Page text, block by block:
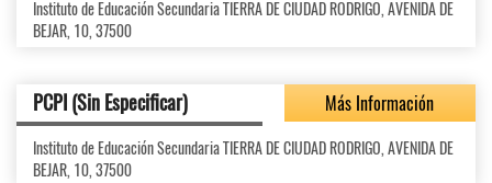
Instituto de Educación Secundaria TIERRA DE CIUDAD RODRIGO, AVENIDA DE
BEJAR, 10, 37500
PCPI (Sin Especificar) Más Información
Instituto de Educación Secundaria TIERRA DE CIUDAD RODRIGO, AVENIDA DE
BEJAR, 10, 37500